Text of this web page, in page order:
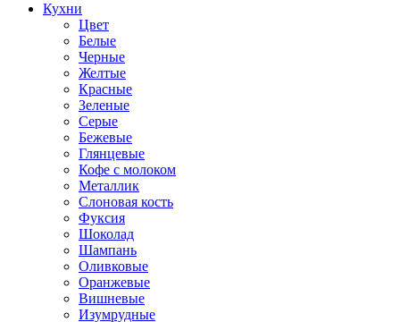
Кухни
Цвет
Белые
Черные
Желтые
Красные
Зеленые
Серые
Бежевые
Глянцевые
Кофе с молоком
Металлик
Слоновая кость
Фуксия
Шоколад
Шампань
Оливковые
Оранжевые
Вишневые
Изумрудные